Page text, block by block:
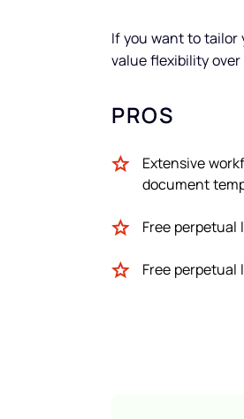
If you want to tailor
value flexibility over
PROS
Extensive
document
Free perpetual
Free perpetual